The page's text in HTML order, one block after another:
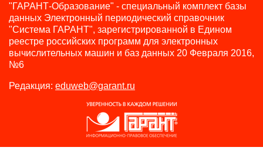
"ГАРАНТ-Образование" - специальный комплект базы
данных Электронный периодический справочник
"Система ГАРАНТ", зарегистрированной в Едином
реестре российских программ для электронных
вычислительных машин и баз данных 20 Февраля 2016,
№6
Редакция: eduweb@garant.ru